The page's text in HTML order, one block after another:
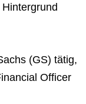
(GS) tätig,
Officer